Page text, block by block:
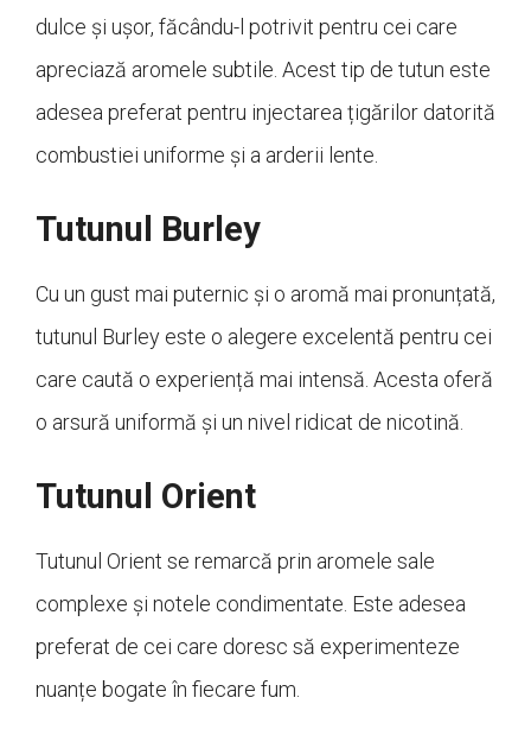
dulce și ușor, făcându-l potrivit pentru cei care
apreciază aromele subtile. Acest tip de tutun este
adesea preferat pentru injectarea țigărilor datorită
combustiei uniforme și a arderii lente.
Tutunul Burley
Cu un gust mai puternic și o aromă mai pronunțată,
tutunul Burley este o alegere excelentă pentru cei
care caută o experiență mai intensă. Acesta oferă
o arsură uniformă și un nivel ridicat de nicotină.
Tutunul Orient
Tutunul Orient se remarcă prin aromele sale
complexe și notele condimentate. Este adesea
preferat de cei care doresc să experimenteze
nuanțe bogate în fiecare fum.